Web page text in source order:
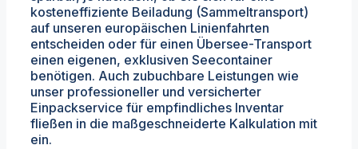
kosteneffiziente Beiladung (Sammeltransport)
auf unseren europäischen Linienfahrten
entscheiden oder für einen Übersee-Transport
einen eigenen, exklusiven Seecontainer
benötigen. Auch zubuchbare Leistungen wie
unser professioneller und versicherter
Einpackservice für empfindliches Inventar
fließen in die maßgeschneiderte Kalkulation mit
ein.